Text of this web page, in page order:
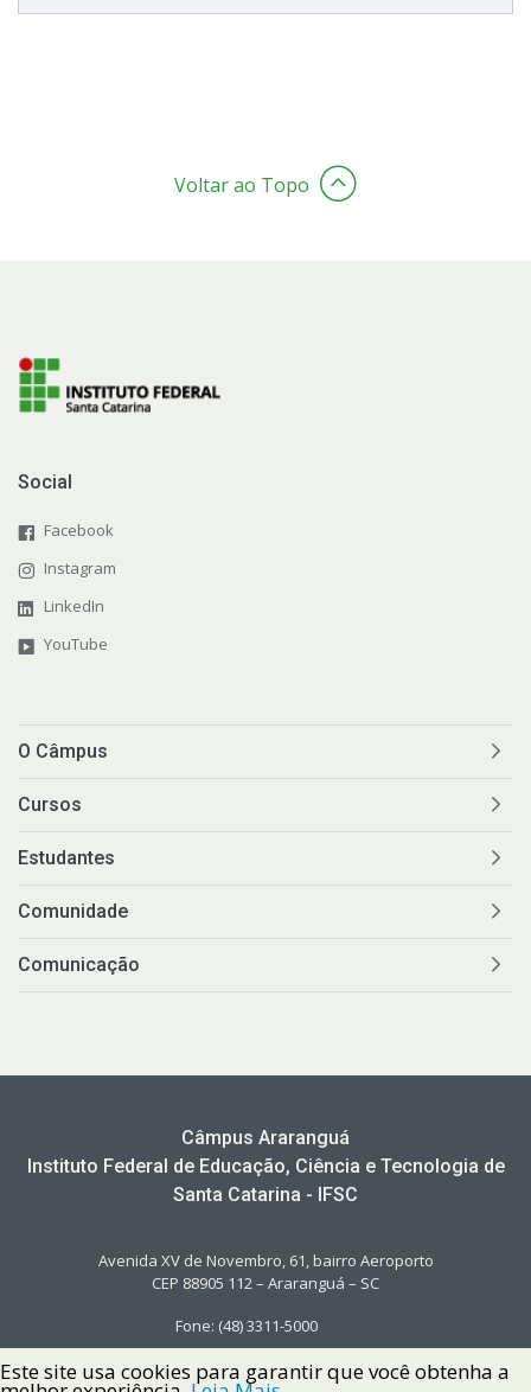
Voltar ao Topo
Social
Facebook
Instagram
LinkedIn
YouTube
O Câmpus
Cursos
Estudantes
Comunidade
Comunicação
Câmpus Araranguá
Instituto Federal de Educação, Ciência e Tecnologia de
Santa Catarina - IFSC
Avenida XV de Novembro, 61, bairro Aeroporto
CEP 88905 112 – Araranguá – SC
Fone: (48) 3311-5000
Este site usa cookies para garantir que você obtenha a